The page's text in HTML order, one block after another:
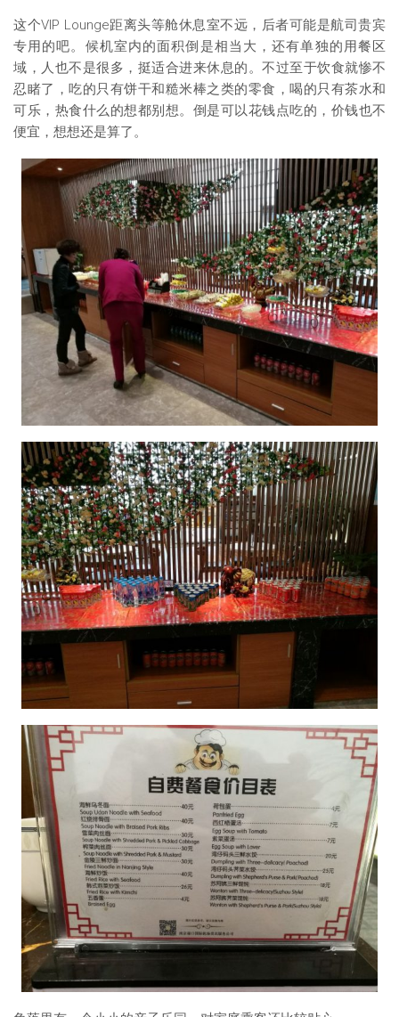
这个VIP Lounge距离头等舱休息室不远，后者可能是航司贵宾
专用的吧。候机室内的面积倒是相当大，还有单独的用餐区
域，人也不是很多，挺适合进来休息的。不过至于饮食就惨不
忍睹了，吃的只有饼干和糙米棒之类的零食，喝的只有茶水和
可乐，热食什么的想都别想。倒是可以花钱点吃的，价钱也不
便宜，想想还是算了。